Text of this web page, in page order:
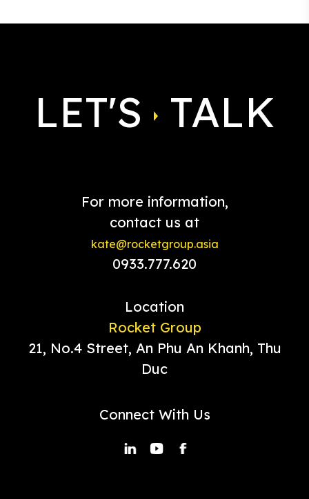
LET'S TALK
For more information,
contact us at
kate@rocketgroup.asia
0933.777.620
Location
Rocket Group
21, No.4 Street, An Phu An Khanh, Thu
Duc
Connect With Us